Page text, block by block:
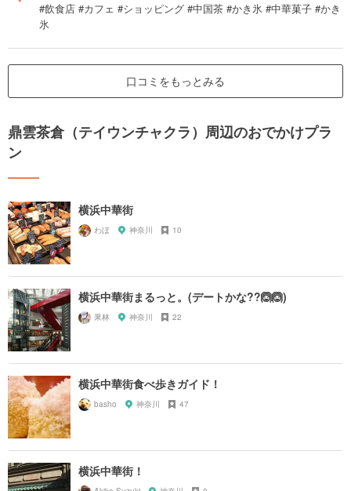
#飲食店 #カフェ #ショッピング #中国茶 #かき氷 #中華菓子 #かき
氷
口コミをもっとみる
鼎雲茶倉（テイウンチャクラ）周辺のおでかけプラ
ン
横浜中華街
わほ 神奈川 10
横浜中華街まるっと。(デートかな??🙆🙆)
果林 神奈川 22
横浜中華街食べ歩きガイド！
basho 神奈川 47
横浜中華街！